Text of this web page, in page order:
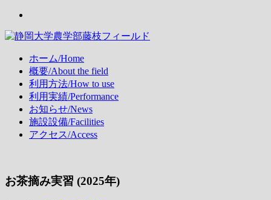
Skip
content
静岡大学農学部藤枝フィールド
Agrifield Fujieda, Shizuoka Univ. 静岡大学 農学部 藤枝フィー
ルド
ホーム/Home
概要/About the field
利用方法/How to use
利用実績/Performance
お知らせ/News
施設設備/Facilities
アクセス/Access
お茶摘み実習 (2025年)